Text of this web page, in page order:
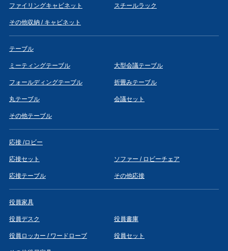
ファイリングキャビネット スチールラック
その他収納 / キャビネット
テーブル
ミーティングテーブル 大型会議テーブル
フォールディングテーブル 折畳みテーブル
丸テーブル 会議セット
その他テーブル
応接 /ロビー
応接セット ソファー / ロビーチェア
応接テーブル その他応接
役員家具
役員デスク 役員書庫
役員ロッカー / ワードローブ 役員セット